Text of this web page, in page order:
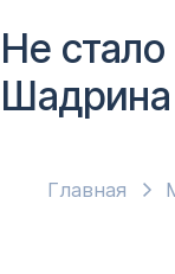
Главная
Не
Шадрина